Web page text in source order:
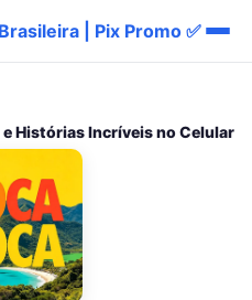
| Pix Promo ✅
Histórias Incríveis no Celular